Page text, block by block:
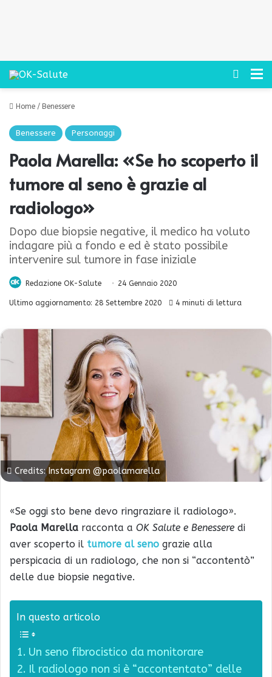
Cerca
Home / Benessere
Benessere Personaggi
Paola Marella: «Se ho scoperto il
tumore al seno è grazie al
radiologo»
Dopo due biopsie negative, il medico ha voluto
indagare più a fondo e ed è stato possibile
intervenire sul tumore in fase iniziale
Redazione OK-Salute 24 Gennaio 2020
Ultimo aggiornamento: 28 Settembre 2020 4 minuti di lettura
Credits: Instagram @paolamarella
«Se oggi sto bene devo ringraziare il radiologo».
Paola Marella racconta a OK Salute e Benessere di
aver scoperto il tumore al seno grazie alla
perspicacia di un radiologo, che non si “accontentò”
delle due biopsie negative.
In questo articolo
Un seno fibrocistico da monitorare
Il radiologo non si è “accontentato” delle